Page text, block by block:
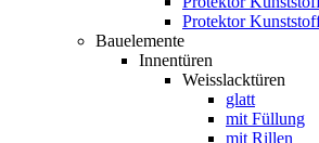
Protektor
Bauelemente
Innentüren
Weisslacktüren
glatt
mit Füllung
mit Rillen